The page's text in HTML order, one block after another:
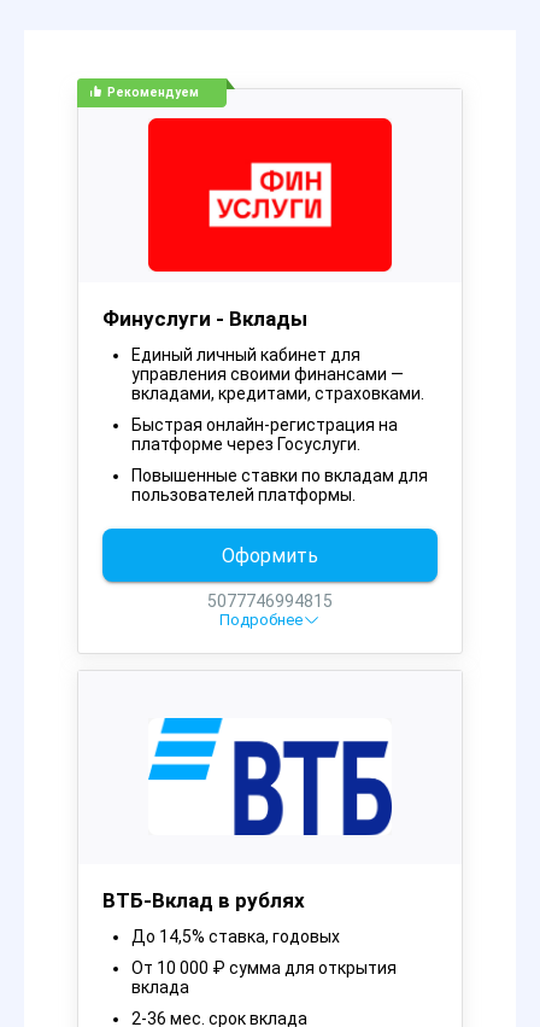
Рекомендуем
Финуслуги - Вклады
Единый личный кабинет для
управления своими финансами —
вкладами, кредитами, страховками.
Быстрая онлайн-регистрация на
платформе через Госуслуги.
Повышенные ставки по вкладам для
пользователей платформы.
Оформить
5077746994815
Подробнее
ВТБ-Вклад в рублях
До 14,5% ставка, годовых
От 10 000 ₽ cумма для открытия
вклада
2-36 мес. срок вклада